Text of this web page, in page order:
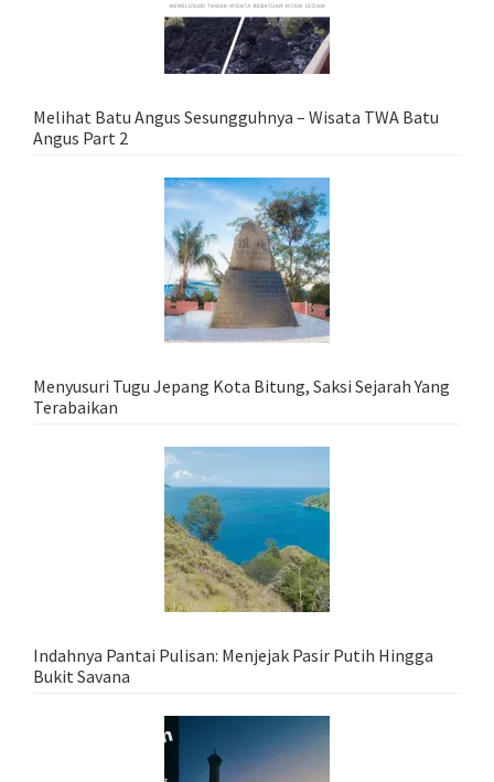
Melihat Batu Angus Sesungguhnya – Wisata TWA Batu
Angus Part 2
Menyusuri Tugu Jepang Kota Bitung, Saksi Sejarah Yang
Terabaikan
Indahnya Pantai Pulisan: Menjejak Pasir Putih Hingga
Bukit Savana